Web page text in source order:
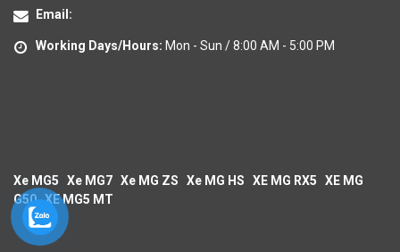
Email:
Working Days/Hours: Mon - Sun / 8:00 AM - 5:00 PM
Xe MG5 Xe MG7 Xe MG ZS Xe MG HS XE MG RX5
XE MG
G50 XE MG5 MT